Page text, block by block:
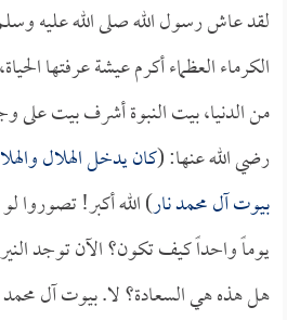
لقد عاش رسول الله صلى الله عليه
الكرماء العظماء أكرم عيشة عرفتها
من الدنيا، بيت النبوة أشرف بيت
رضي الله عنها: (كان يدخل الهلال
بيوت آل محمد نار) الله أكبر! تصوروا لو
يوماً واحداً كيف تكون؟ الآن توجد
هل هذه هي السعادة؟ لا. بيوت آل